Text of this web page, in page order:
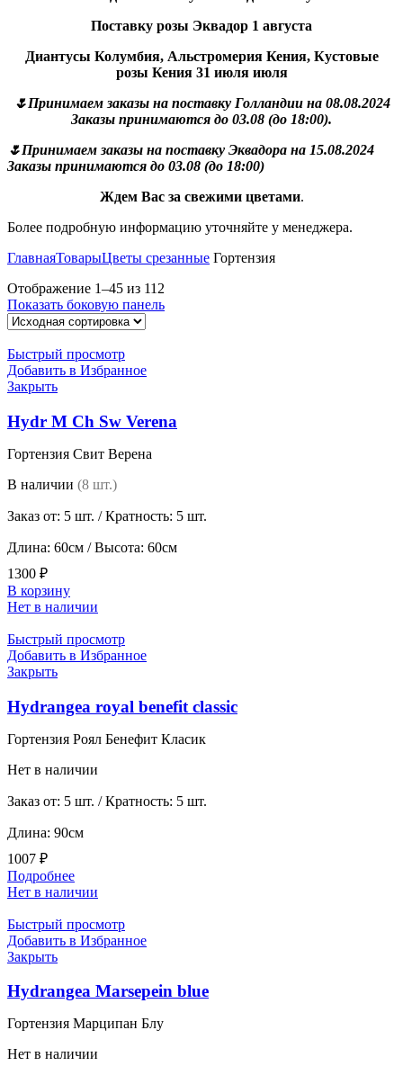
Поставку розы Эквадор 1 августа
Диантусы Колумбия, Альстромерия Кения, Кустовые
розы Кения 31 июля июля
🌷Принимаем заказы на поставку Голландии на 08.08.2024
Заказы принимаются до 03.08 (до 18:00).
🌷Принимаем заказы на поставку Эквадора на 15.08.2024
Заказы принимаются до 03.08 (до 18:00)
Ждем Вас за свежими цветами.
Более подробную информацию уточняйте у менеджера.
ГлавнаяТоварыЦветы срезанные Гортензия
Отображение 1–45 из 112
Показать боковую панель
Быстрый просмотр
Добавить в Избранное
Закрыть
Hydr M Ch Sw Verena
Гортензия Свит Верена
В наличии (8 шт.)
Заказ от: 5 шт. / Кратность: 5 шт.
Длина: 60см / Высота: 60см
1300 ₽
В корзину
Нет в наличии
Быстрый просмотр
Добавить в Избранное
Закрыть
Hydrangea royal benefit classic
Гортензия Роял Бенефит Класик
Нет в наличии
Заказ от: 5 шт. / Кратность: 5 шт.
Длина: 90см
1007 ₽
Подробнее
Нет в наличии
Быстрый просмотр
Добавить в Избранное
Закрыть
Hydrangea Marsepein blue
Гортензия Марципан Блу
Нет в наличии